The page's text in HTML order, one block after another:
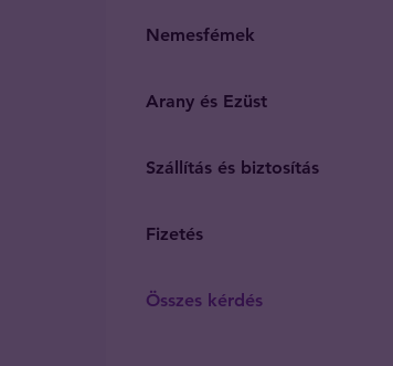
Nemesfémek
Arany és Ezüst
Szállítás és biztosítás
Fizetés
Összes kérdés